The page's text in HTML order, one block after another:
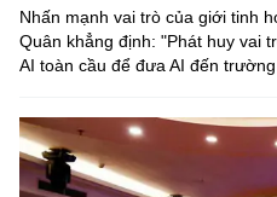
Nhấn mạnh vai trò của giới tinh
Quân khẳng định: "Phát huy vai
AI toàn cầu để đưa AI đến trường